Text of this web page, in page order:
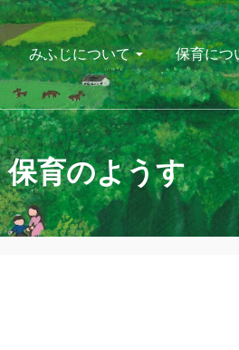
みふじについて 保育につ
保育のようす